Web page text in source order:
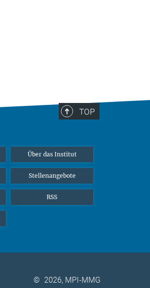
TOP
Über das Institut
Stellenangebote
RSS
© 2026, MPI-MMG